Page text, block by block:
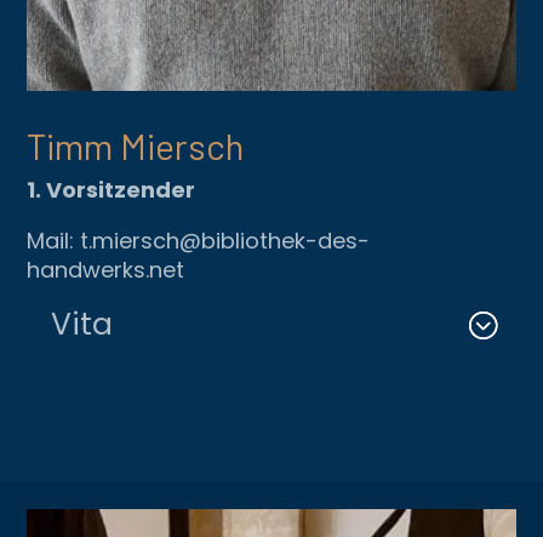
Timm Miersch
1. Vorsitzender
Mail: t.miersch@bibliothek-des-
handwerks.net
Vita